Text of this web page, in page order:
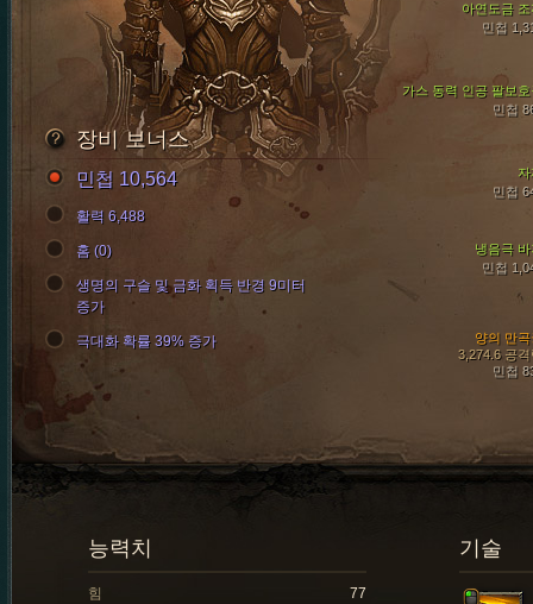
아연도금 조
민첩
가스 동력 인공 팔보호
민첩
냉음극 바
민첩
양의 만곡
3,274.6 공격
민첩
민첩
장비 보너스
민첩 10,564
활력 6,488
홈 (0)
생명의 구슬 및 금화 획득 반경 9미터
증가
극대화 확률 39% 증가
기술
능력치
힘
77